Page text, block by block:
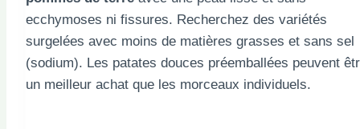
ecchymoses ni fissures. Recherchez des variétés
surgelées avec moins de matières grasses et sans sel
(sodium). Les patates douces préemballées peuvent
un meilleur achat que les morceaux individuels.